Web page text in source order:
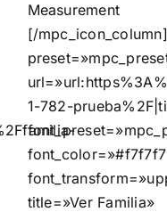
Measurement
[/
1-782-
title=»Ver Familia»